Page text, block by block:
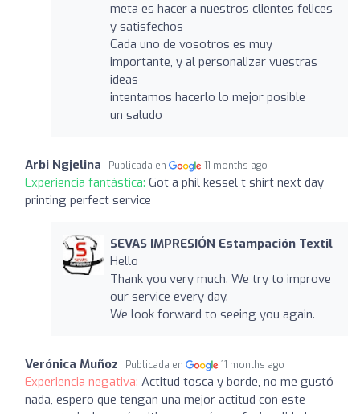
meta es hacer a nuestros clientes felices
y satisfechos
Cada uno de vosotros es muy
importante, y al personalizar vuestras
ideas
intentamos hacerlo lo mejor posible
un saludo
Arbi Ngjelina Publicada en 11 months ago
Experiencia fantástica: Got a phil kessel t shirt next day
printing perfect service
SEVAS IMPRESIÓN Estampación Textil
Hello
Thank you very much. We try to improve
our service every day.
We look forward to seeing you again.
Verónica Muñoz Publicada en 11 months ago
Experiencia negativa: Actitud tosca y borde, no me gustó
nada, espero que tengan una mejor actitud con este